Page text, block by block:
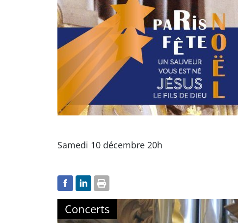
Samedi 10 décembre 20h
Concerts